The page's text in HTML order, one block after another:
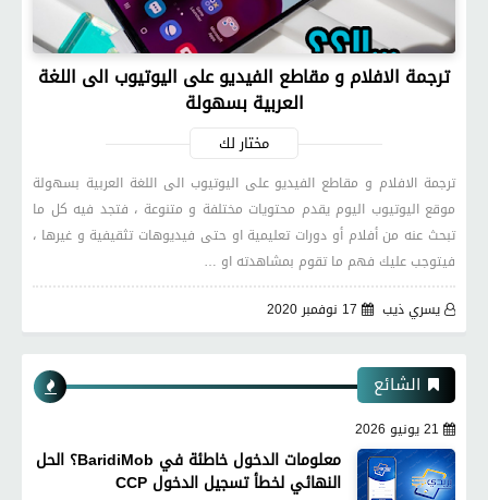
ترجمة الافلام و مقاطع الفيديو على اليوتيوب الى اللغة
العربية بسهولة
مختار لك
ترجمة الافلام و مقاطع الفيديو على اليوتيوب الى اللغة العربية بسهولة
موقع اليوتيوب اليوم يقدم محتويات مختلفة و متنوعة ، فتجد فيه كل ما
تبحث عنه من أفلام أو دورات تعليمية او حتى فيديوهات تثقيفية و غيرها ،
فيتوجب عليك فهم ما تقوم بمشاهدته او …
يسري ذيب
17 نوفمبر 2020
الشائع
21 يونيو 2026
معلومات الدخول خاطئة في BaridiMob؟ الحل
النهائي لخطأ تسجيل الدخول CCP